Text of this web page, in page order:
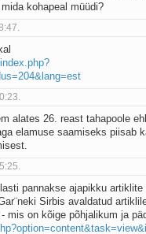
kohapeal müüdi?
alates 26. reast tahapoole
elamuse saamiseks piisab
pannakse ajapikku artiklite
Sirbis avaldatud
mis on kõige põhjalikum ja